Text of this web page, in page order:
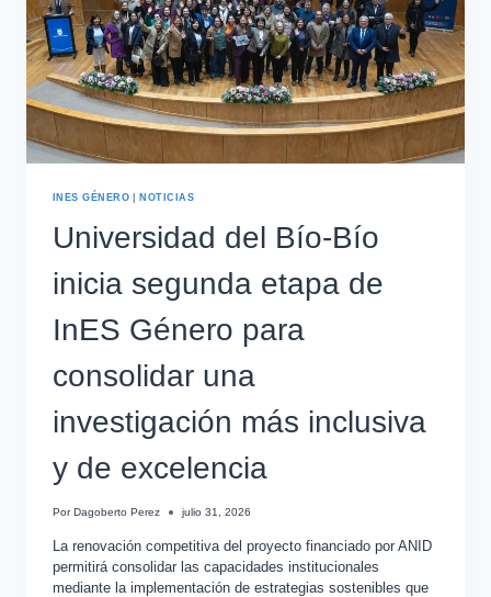
INES GÉNERO NOTICIAS
Universidad del Bío-Bío
inicia segunda etapa de
InES Género para
consolidar una
investigación más inclusiva
y de excelencia
Por Dagoberto Perez julio 31, 2026
La renovación competitiva del proyecto financiado por ANID
permitirá consolidar las capacidades institucionales
mediante la implementación de estrategias sostenibles que